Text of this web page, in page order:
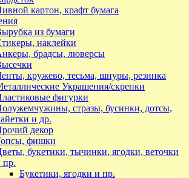
картон, крафт бумага
из бумаги
наклейки
брадсы, люверсы
кружево, тесьма, шнуры, резинка
Украшения/скрепки
фигурки
стразы, бусинки, дотсы,
и др.
декор
фишки
букетики, тычинки, ягодки, веточки
пр.
Букетики, ягодки и пр.